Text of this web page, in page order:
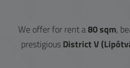
We offer for rent a80 sqm,
prestigiousDistrict V